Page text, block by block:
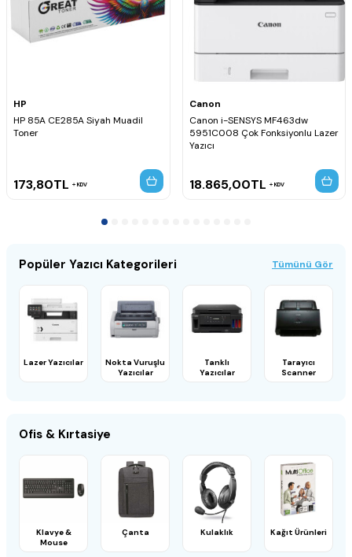
HP
HP 85A CE285A Siyah Muadil
Toner
173,80TL KDV
Canon
Canon i-SENSYS MF463dw
5951C008 Çok Fonksiyonlu Lazer
Yazıcı
18.865,00TL KDV
Popüler Yazıcı Kategorileri Tümünü Gör
Lazer Yazıcılar
Nokta Vuruşlu
Yazıcılar
Tanklı
Yazıcılar
Tarayıcı
Scanner
Ofis & Kırtasiye
Klavye &
Mouse
Çanta Kulaklık Kağıt Ürünleri